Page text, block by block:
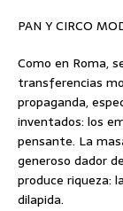
PAN Y CIRCO
Como en Roma,
transferencias
propaganda,
inventados: los
pensante. La
generoso dador
produce riqueza:
dilapida.